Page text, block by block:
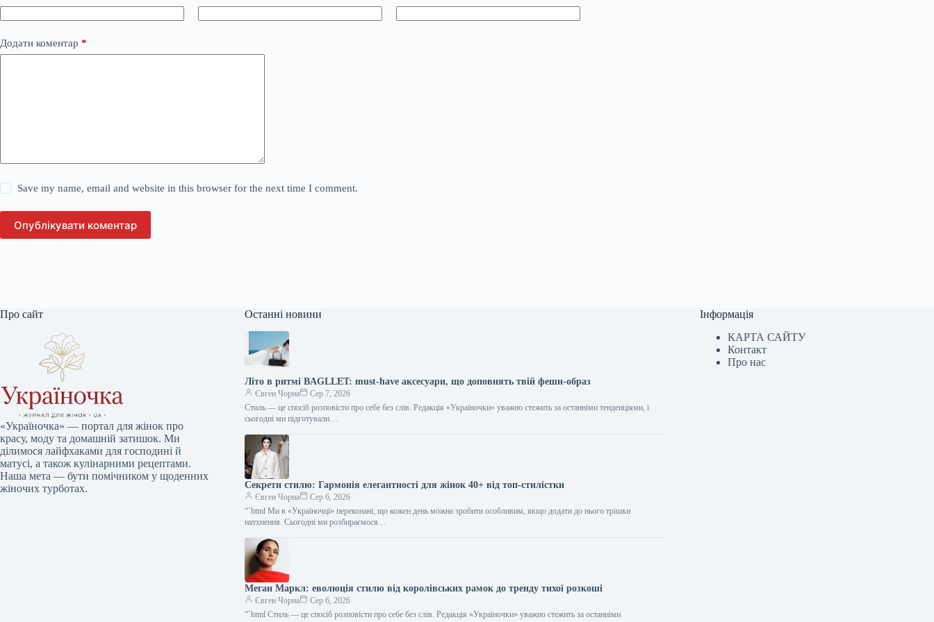
Додати коментар *
Save my name, email and website in this browser for the next time I comment.
Опублікувати коментар
Про сайт
«Україночка» — портал для жінок про
красу, моду та домашній затишок. Ми
ділимося лайфхаками для господині й
матусі, а також кулінарними рецептами.
Наша мета — бути помічником у щоденних
жіночих турботах.
Останні новини
Літо в ритмі BAGLLET: must-have аксесуари, що доповнять твій фешн-образ
Євген Чорна
Сер 7, 2026
Стиль — це спосіб розповісти про себе без слів. Редакція «Україночки» уважно стежить за останніми тенденціями, і
сьогодні ми підготували…
Секрети стилю: Гармонія елегантності для жінок 40+ від топ-стилістки
Євген Чорна
Сер 6, 2026
“`html Ми в «Україночці» переконані, що кожен день можна зробити особливим, якщо додати до нього трішки
натхнення. Сьогодні ми розбираємося…
Меган Маркл: еволюція стилю від королівських рамок до тренду тихої розкоші
Євген Чорна
Сер 6, 2026
“`html Стиль — це спосіб розповісти про себе без слів. Редакція «Україночки» уважно стежить за останніми
Інформація
КАРТА САЙТУ
Контакт
Про нас